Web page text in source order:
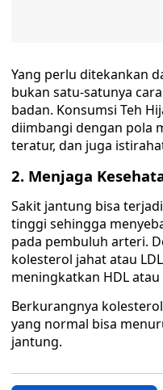
Yang perlu ditekankan
bukan satu-satunya
badan. Konsumsi Teh
diimbangi dengan pola
teratur, dan juga
2. Menjaga
Sakit jantung bisa
tinggi sehingga
pada pembuluh arteri.
kolesterol jahat atau
meningkatkan HDL
Berkurangnya
yang normal bisa
jantung.